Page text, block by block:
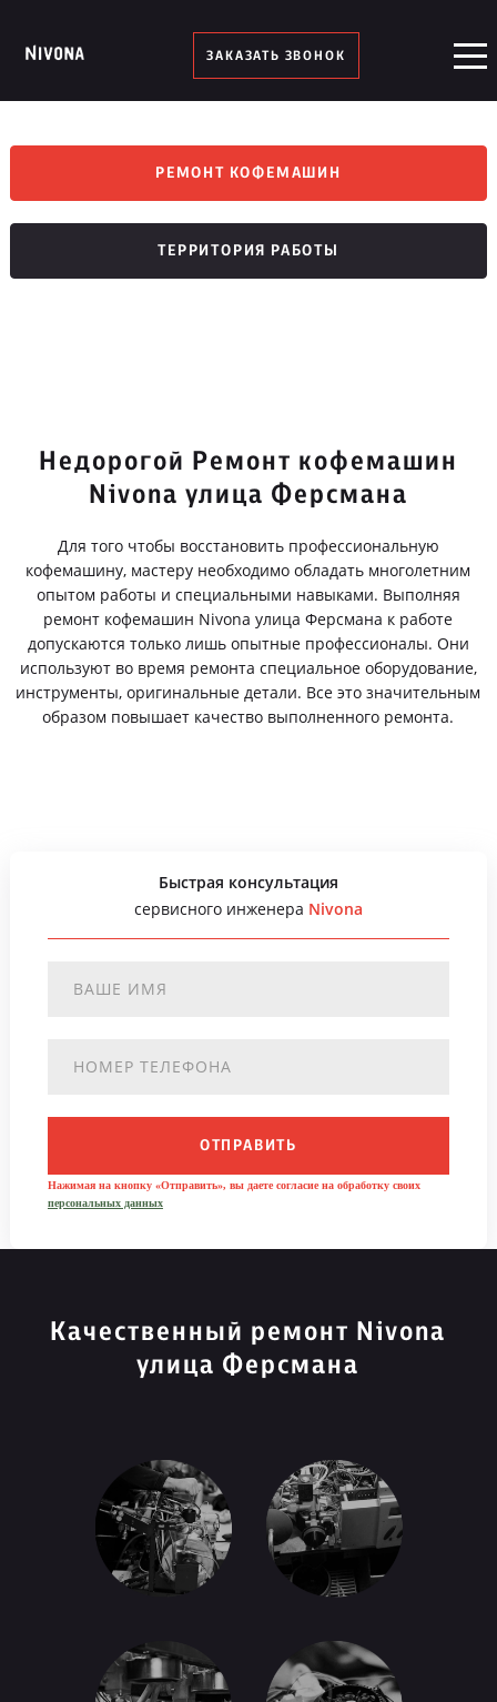
ЗАКАЗАТЬ ЗВОНОК
РЕМОНТ КОФЕМАШИН
ТЕРРИТОРИЯ РАБОТЫ
Недорогой Ремонт кофемашин
Nivona улица Ферсмана
Для того чтобы восстановить профессиональную
кофемашину, мастеру необходимо обладать многолетним
опытом работы и специальными навыками. Выполняя
ремонт кофемашин Nivona улица Ферсмана к работе
допускаются только лишь опытные профессионалы. Они
используют во время ремонта специальное оборудование,
инструменты, оригинальные детали. Все это значительным
образом повышает качество выполненного ремонта.
Быстрая консультация
сервисного инженера Nivona
ОТПРАВИТЬ
Нажимая на кнопку «Отправить», вы даете согласие на обработку своих
персональных данных
Качественный ремонт Nivona
улица Ферсмана